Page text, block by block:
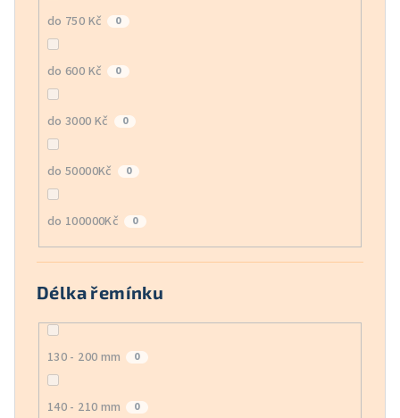
do 750 Kč 0
do 600 Kč 0
do 3000 Kč 0
do 50000Kč 0
do 100000Kč 0
Délka řemínku
130 - 200 mm 0
140 - 210 mm 0